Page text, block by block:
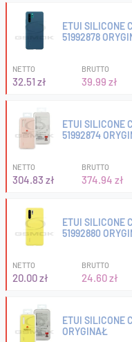
ETUI SILICONE
51992878
NETTO
32.51 zł
BRUTTO
39.99 zł
ETUI SILICONE
51992874
NETTO
304.83 zł
BRUTTO
374.94 zł
ETUI SILICONE
51992880
NETTO
20.00 zł
BRUTTO
24.60 zł
ETUI SILICONE
ORYGINAŁ